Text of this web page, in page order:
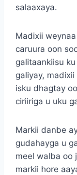
salaaxaya.
Madixii
caruura oon
galitaankiisu
galiyay,
isku dhagtay
ciriiriga u uku
Markii danbe
gudahayga u
meel walba oo
markii hore